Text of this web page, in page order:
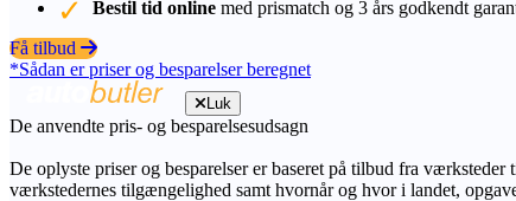
Bestil tid online med prismatch og 3 års godkendt
Få tilbud
*Sådan er priser og besparelser beregnet
Luk
De anvendte pris- og besparelsesudsagn
De oplyste priser og besparelser er baseret på tilbud fra
værkstedernes tilgængelighed samt hvornår og hvor i landet,